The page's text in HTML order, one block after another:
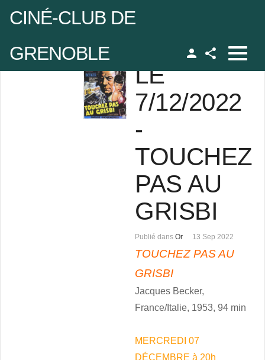
CINÉ-CLUB DE
GRENOBLE
Facebook LE
7/12/2022
-
TOUCHEZ
PAS AU
GRISBI
Publié dans Or 13 Sep 2022
TOUCHEZ PAS AU
GRISBI
Jacques Becker,
France/Italie, 1953, 94 min
MERCREDI 07
DÉCEMBRE à 20h